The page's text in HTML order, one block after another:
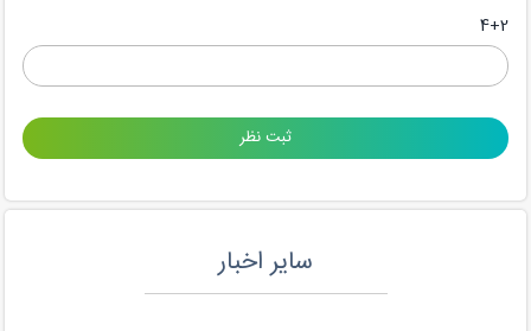
4+2
سایر اخبار